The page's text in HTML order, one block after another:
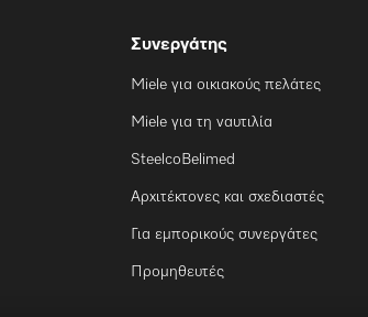
Συνεργάτης
Miele για οικιακούς πελάτες
Miele για τη ναυτιλία
SteelcoBelimed
Αρχιτέκτονες και σχεδιαστές
Για εμπορικούς συνεργάτες
Προμηθευτές